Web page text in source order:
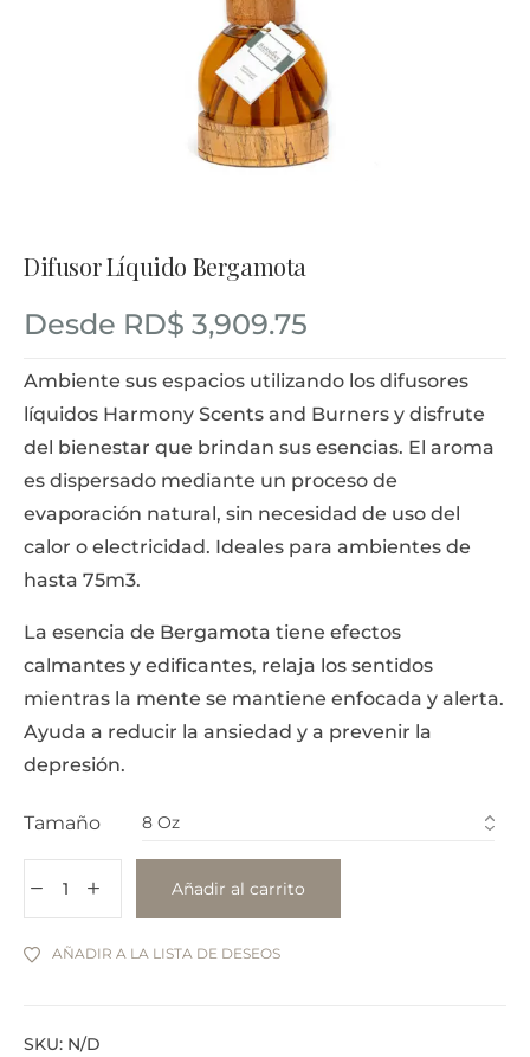
Difusor Líquido Bergamota
Desde RD$ 3,909.75
Ambiente sus espacios utilizando los difusores
líquidos Harmony Scents and Burners y disfrute
del bienestar que brindan sus esencias. El aroma
es dispersado mediante un proceso de
evaporación natural, sin necesidad de uso del
calor o electricidad. Ideales para ambientes de
hasta 75m3.
La esencia de Bergamota tiene efectos
calmantes y edificantes, relaja los sentidos
mientras la mente se mantiene enfocada y alerta.
Ayuda a reducir la ansiedad y a prevenir la
depresión.
Tamaño
Añadir al carrito
AÑADIR A LA LISTA DE DESEOS
SKU: N/D